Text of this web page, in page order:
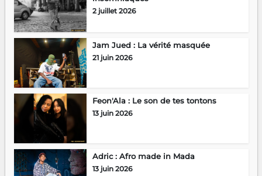
2 juillet 2026
Jam Jued : La vérité masquée
21 juin 2026
Feon'Ala : Le son de tes tontons
13 juin 2026
Adric : Afro made in Mada
13 juin 2026